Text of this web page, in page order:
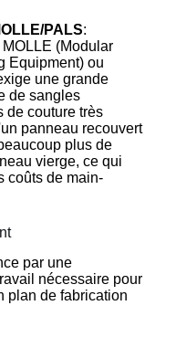
PALS:
(Modular
Equipment) ou
une grande
de sangles
de couture très
panneau recouvert
plus de
vierge, ce qui
coûts de main-
par une
nécessaire pour
plan de fabrication